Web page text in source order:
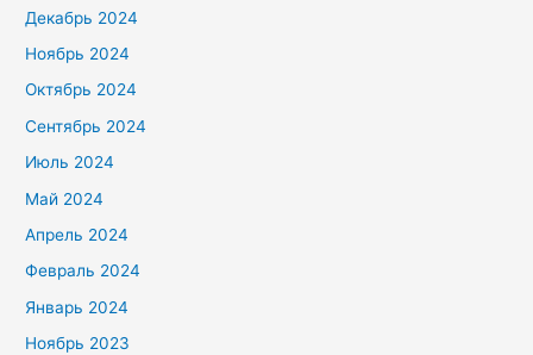
Декабрь 2024
Ноябрь 2024
Октябрь 2024
Сентябрь 2024
Июль 2024
Май 2024
Апрель 2024
Февраль 2024
Январь 2024
Ноябрь 2023